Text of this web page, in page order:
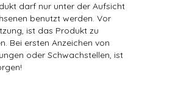
darf nur unter der Aufsicht
benutzt werden. Vor
ist das Produkt zu
Bei ersten Anzeichen von
oder Schwachstellen, ist